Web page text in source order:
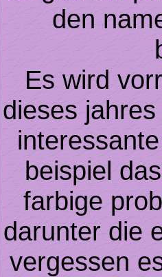
den
Es wird
dieses
beispiel
farbige
darunter die
vergessen